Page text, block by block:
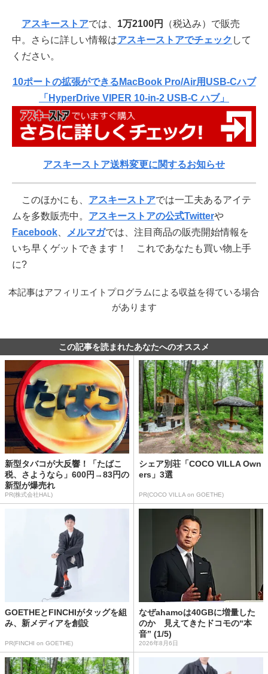
アスキーストアでは、 1万2100円
（税込み）で販売
中。さらに詳しい情報はアスキーストアでチェック して
ください。
10ポートの拡張ができるMacBook Pro/Air用USB-Cハブ
「HyperDrive VIPER 10-in-2 USB-C ハブ」
アスキーストア送料変更に関するお知らせ
このほかにも、 アスキーストアでは一工夫あるアイテ
ムを多数販売中。 アスキーストアの公式Twitterや
Facebook
メルマガでは、注目商品の販売開始情報を
いち早くゲットできます！ これであなたも買い物上手
に?
本記事はアフィリエイトプログラムによる収益を得ている場合
があります
この記事を読まれたあなたへのオススメ
新型タバコが大反響！「たばこ
税、さようなら」600円→83円の
新型が爆売れ
PR(株式会社HAL)
シェア別荘「COCO VILLA Own
ers」3選
PR(COCO VILLA on GOETHE)
GOETHEとFINCHIがタッグを組
み、新メディアを創設
PR(FINCHI on GOETHE)
なぜahamoは40GBに増量した
のか 見えてきたドコモの“本
音” (1/5)
2026年8月6日